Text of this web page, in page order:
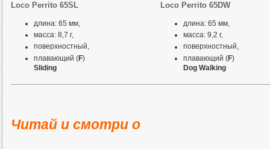
Loco Perrito 65SL
длина: 65 мм,
масса: 8,7 г,
поверхностный,
плавающий (F)
Sliding
Loco Perrito 65DW
длина: 65 мм,
масса: 9,2 г,
поверхностный,
плавающий (F)
Dog Walking
Читай и смотри о